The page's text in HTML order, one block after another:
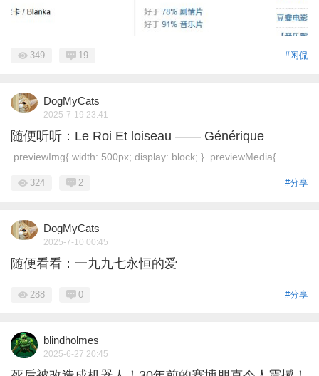
#闲侃
349 19
DogMyCats
2025-7-19 23:41
随便听听：Le Roi Et loiseau —— Générique
.previewImg{ width: 500px; display: block; } .previewMedia{ ...
#分享
324 2
DogMyCats
2025-7-10 00:45
随便看看：一九九七永恒的爱
#分享
288 0
blindholmes
2025-6-27 20:45